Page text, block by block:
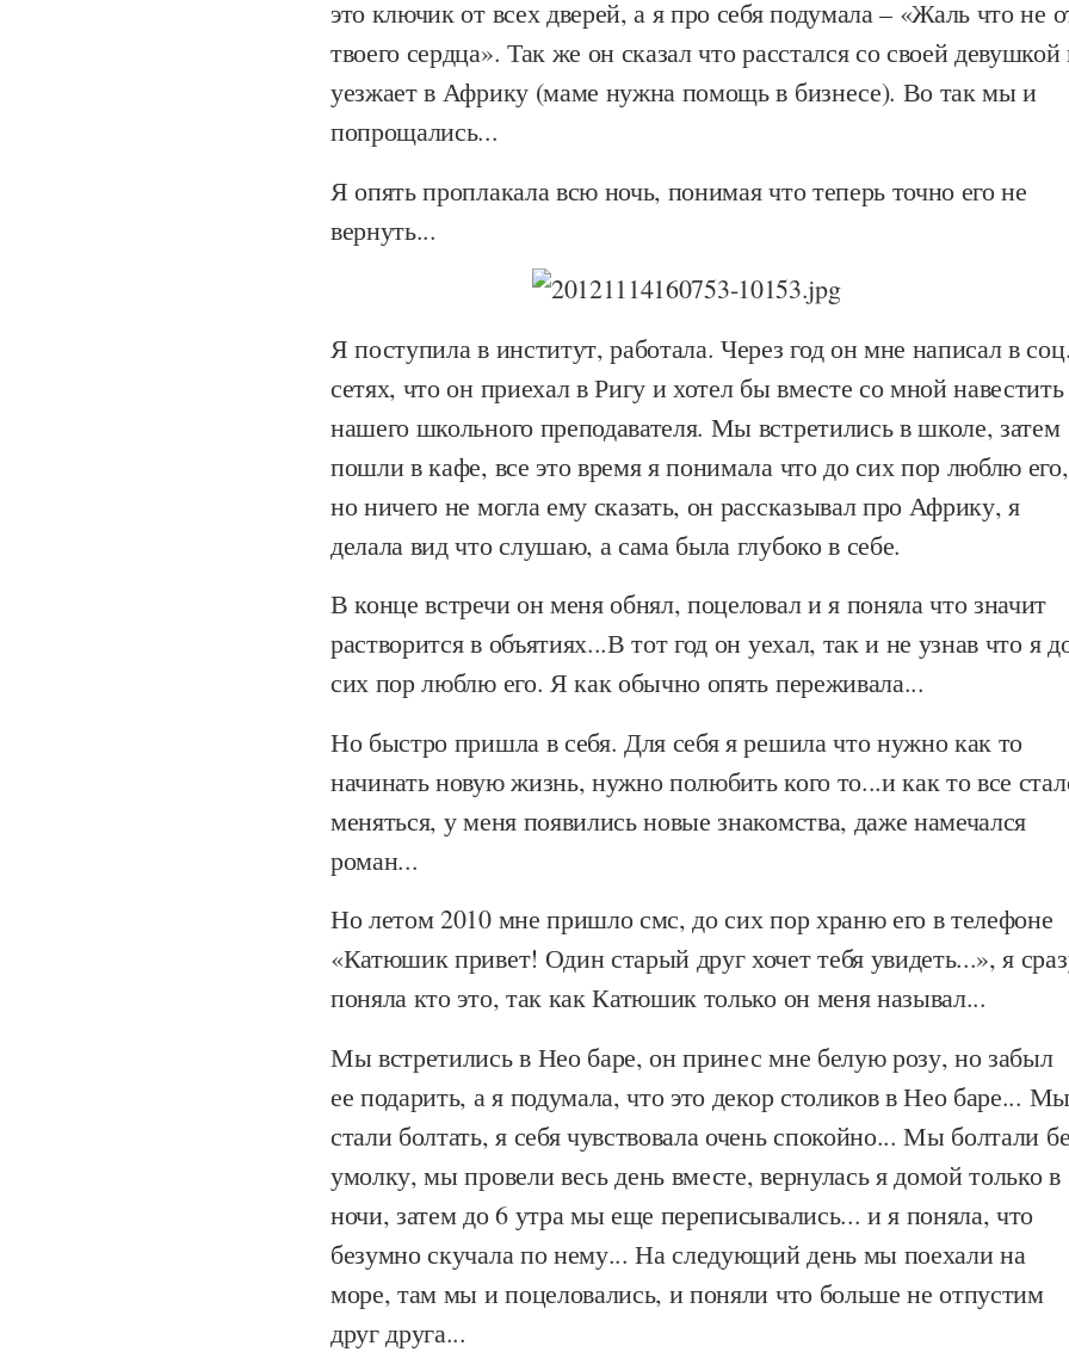
это ключик от всех дверей, а я про себя подумала – «Жаль что не
твоего сердца». Так же он сказал что расстался со своей девушкой
уезжает в Африку (маме нужна помощь в бизнесе). Во так мы и
попрощались...
Я опять проплакала всю ночь, понимая что теперь точно его не
вернуть...
Я поступила в институт, работала. Через год он мне написал в
сетях, что он приехал в Ригу и хотел бы вместе со мной навестить
нашего школьного преподавателя. Мы встретились в школе, затем
пошли в кафе, все это время я понимала что до сих пор люблю его,
но ничего не могла ему сказать, он рассказывал про Африку, я
делала вид что слушаю, а сама была глубоко в себе.
В конце встречи он меня обнял, поцеловал и я поняла что значит
растворится в объятиях...В тот год он уехал, так и не узнав что я
сих пор люблю его. Я как обычно опять переживала...
Но быстро пришла в себя. Для себя я решила что нужно как то
начинать новую жизнь, нужно полюбить кого то...и как то все
меняться, у меня появились новые знакомства, даже намечался
роман...
Но летом 2010 мне пришло смс, до сих пор храню его в телефоне
«Катюшик привет! Один старый друг хочет тебя увидеть...», я
поняла кто это, так как Катюшик только он меня называл...
Мы встретились в Нео баре, он принес мне белую розу, но забыл
ее подарить, а я подумала, что это декор столиков в Нео баре... Мы
стали болтать, я себя чувствовала очень спокойно... Мы болтали
умолку, мы провели весь день вместе, вернулась я домой только в
ночи, затем до 6 утра мы еще переписывались... и я поняла, что
безумно скучала по нему... На следующий день мы поехали на
море, там мы и поцеловались, и поняли что больше не отпустим
друг друга...